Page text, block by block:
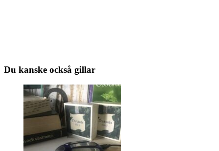
Du kanske också gillar